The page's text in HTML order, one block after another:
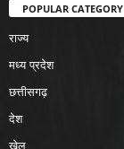
POPULAR CATEGORY
राज्य
मध्य प्रदेश
छत्तीसगढ़
देश
खेल